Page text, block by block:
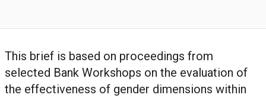
This brief is based on proceedings from
selected Bank Workshops on the evaluation of
the effectiveness of gender dimensions within